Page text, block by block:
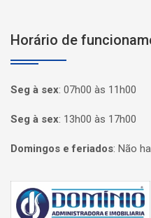
Horário de
Seg à sex: 07h00 às 11h00
Seg à sex: 13h00 às 17h00
Domingos e feriados: Não
Página inicial